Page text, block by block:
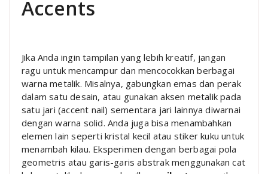
Accents
Jika Anda ingin tampilan yang lebih kreatif, jangan
ragu untuk mencampur dan mencocokkan berbagai
warna metalik. Misalnya, gabungkan emas dan perak
dalam satu desain, atau gunakan aksen metalik pada
satu jari (accent nail) sementara jari lainnya diwarnai
dengan warna solid. Anda juga bisa menambahkan
elemen lain seperti kristal kecil atau stiker kuku untuk
menambah kilau. Eksperimen dengan berbagai pola
geometris atau garis-garis abstrak menggunakan cat